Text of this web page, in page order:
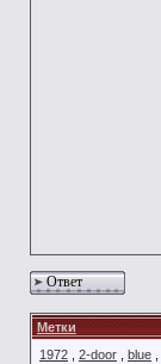
Ответ
Метки
1972
2-door blue